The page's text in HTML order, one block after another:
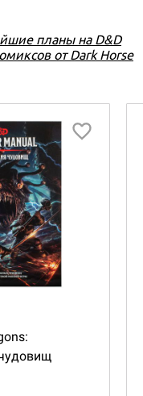
планы на D&D
от Dark Horse